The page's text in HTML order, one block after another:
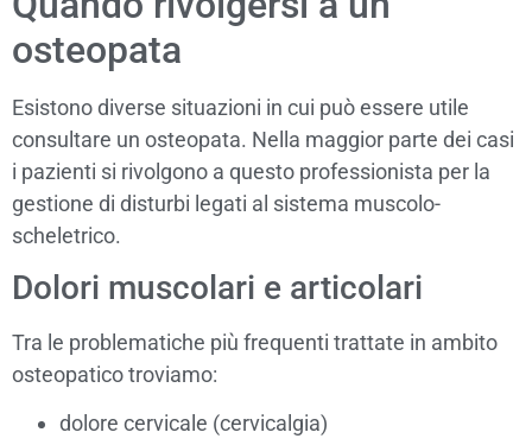
osteopata
Esistono diverse situazioni in cui può essere utile
consultare un osteopata. Nella maggior parte dei casi
i pazienti si rivolgono a questo professionista per la
gestione di disturbi legati al sistema muscolo-
scheletrico.
Dolori muscolari e articolari
Tra le problematiche più frequenti trattate in ambito
osteopatico troviamo:
dolore cervicale (cervicalgia)